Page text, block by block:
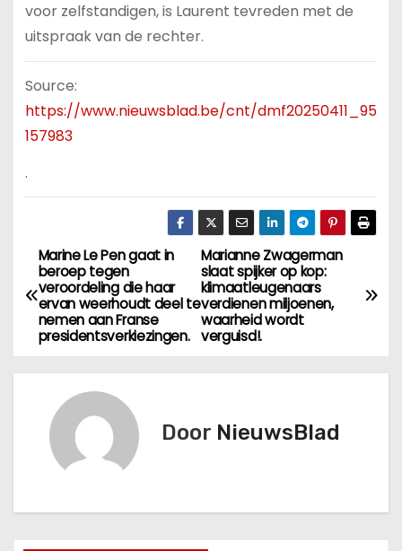
voor zelfstandigen, is Laurent tevreden met de
uitspraak van de rechter.
Source:
https://www.nieuwsblad.be/cnt/dmf20250411_95
157983
.
B
e
i
Marianne Zwagerman
slaat spijker op kop:
klimaatleugenaars
verdienen miljoenen,
waarheid wordt
verguisd!.
Marine Le Pen gaat in
beroep tegen
veroordeling die haar
ervan weerhoudt deel te
nemen aan Franse
presidentsverkiezingen.
Door NieuwsBlad